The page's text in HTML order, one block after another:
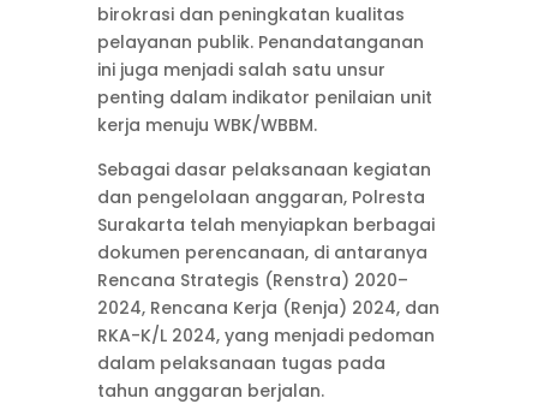
birokrasi dan peningkatan kualitas
pelayanan publik. Penandatanganan
ini juga menjadi salah satu unsur
penting dalam indikator penilaian unit
kerja menuju WBK/WBBM.
Sebagai dasar pelaksanaan kegiatan
dan pengelolaan anggaran, Polresta
Surakarta telah menyiapkan berbagai
dokumen perencanaan, di antaranya
Rencana Strategis (Renstra) 2020–
2024, Rencana Kerja (Renja) 2024, dan
RKA-K/L 2024, yang menjadi pedoman
dalam pelaksanaan tugas pada
tahun anggaran berjalan.